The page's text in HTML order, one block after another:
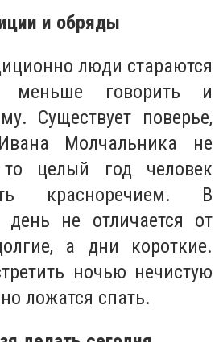
и обряды
люди стараются
меньше говорить и
Существует поверье,
Молчальника не
то целый год человек
красноречием. В
день не отличается от
а дни короткие.
ночью нечистую
ложатся спать.